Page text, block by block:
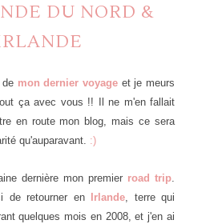
DU NORD &
mon dernier voyageet je meurs
ça avec vous !! Il ne m'en fallait
en route mon blog, mais ce sera
qu'auparavant. :)
dernière mon premier road trip.
de retourner en
Irlande, terre qui
quelques mois en 2008, et j'en ai